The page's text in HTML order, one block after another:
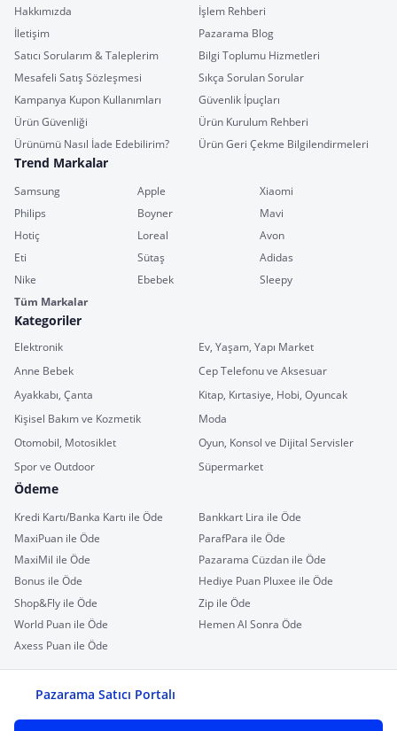
Hakkımızda
İşlem Rehberi
İletişim
Pazarama Blog
Satıcı Sorularım & Taleplerim
Bilgi Toplumu Hizmetleri
Mesafeli Satış Sözleşmesi
Sıkça Sorulan Sorular
Kampanya Kupon Kullanımları
Güvenlik İpuçları
Ürün Güvenliği
Ürün Kurulum Rehberi
Ürünümü Nasıl İade Edebilirim?
Ürün Geri Çekme Bilgilendirmeleri
Trend Markalar
Samsung Apple
Xiaomi
Philips
Boyner
Mavi
Hotiç
Loreal
Avon
Eti
Sütaş
Adidas
Nike
Ebebek
Sleepy
Tüm Markalar
Kategoriler
Elektronik
Ev, Yaşam, Yapı Market
Anne Bebek
Cep Telefonu ve Aksesuar
Ayakkabı, Çanta
Kitap, Kırtasiye, Hobi, Oyuncak
Kişisel Bakım ve Kozmetik
Moda
Otomobil, Motosiklet
Oyun, Konsol ve Dijital Servisler
Spor ve Outdoor
Süpermarket
Ödeme
Kredi Kartı/Banka Kartı ile Öde
Bankkart Lira ile Öde
MaxiPuan ile Öde
ParafPara ile Öde
MaxiMil ile Öde
Pazarama Cüzdan ile Öde
Bonus ile Öde
Hediye Puan Pluxee ile Öde
Shop&Fly ile Öde
Zip ile Öde
World Puan ile Öde
Hemen Al Sonra Öde
Axess Puan ile Öde
Pazarama Satıcı Portalı